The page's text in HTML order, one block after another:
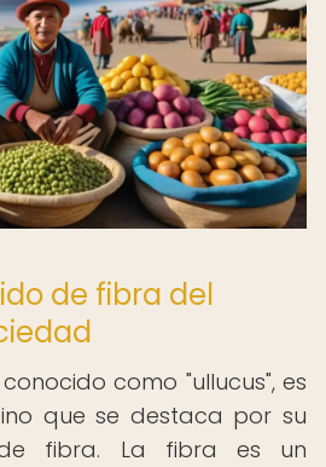
de fibra del
como "ullucus", es
que se destaca por su
fibra. La fibra es un